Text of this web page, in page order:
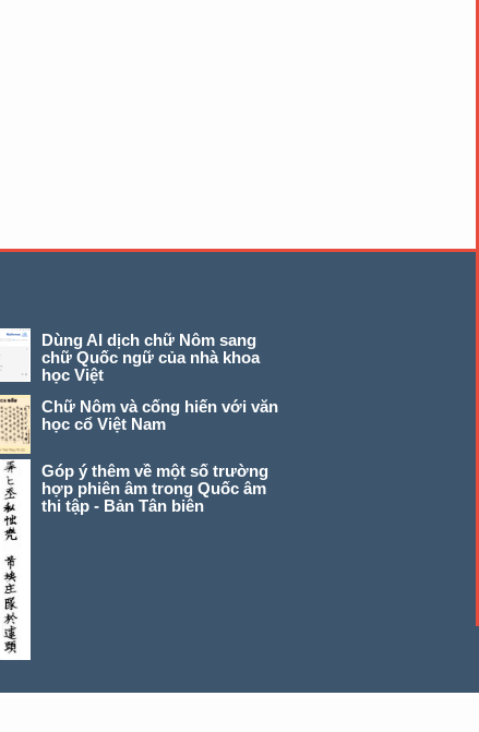
Dùng AI dịch chữ Nôm sang
chữ Quốc ngữ của nhà khoa
học Việt
Chữ Nôm và cống hiến với văn
học cổ Việt Nam
Góp ý thêm về một số trường
hợp phiên âm trong Quốc âm
thi tập - Bản Tân biên